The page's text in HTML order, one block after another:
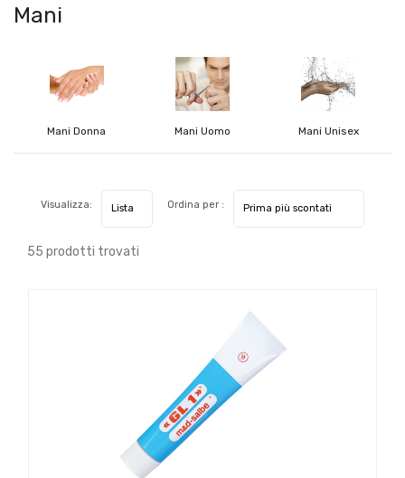
Mani
Mani Donna Mani Uomo Mani Unisex
55 prodotti trovati
Visualizza: Ordina per :